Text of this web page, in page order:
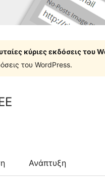
κύριες εκδόσεις του
του WordPress.
Ανάπτυξη